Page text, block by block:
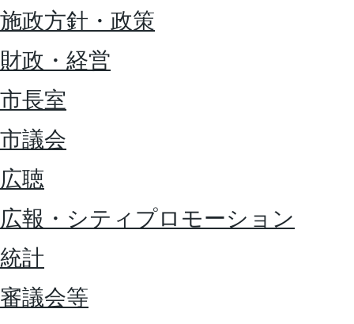
施政方針・政策
財政・経営
市長室
市議会
広聴
広報・シティプロモーション
統計
審議会等